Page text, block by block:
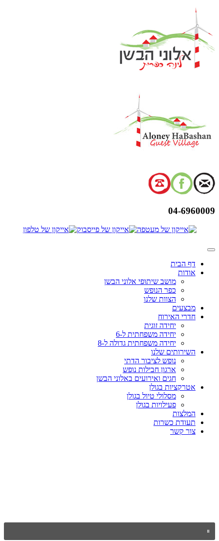
04-6960009
דף הבית
אודות
מושב שיתופי אלוני הבשן
כפר הנופש
הצוות שלנו
מבצעים
חדרי האירוח
יחידה זוגית
יחידה משפחתית ל-6
יחידה משפחתית גדולה ל-8
השירותים שלנו
נופש לציבור הדתי
ארגון חבילות נופש
חגים ואירועים באלוני הבשן
אטרקציות בגולן
מסלולי טיול בגולן
פעילויות בגולן
המלצות
תעודת כשרות
צור קשר